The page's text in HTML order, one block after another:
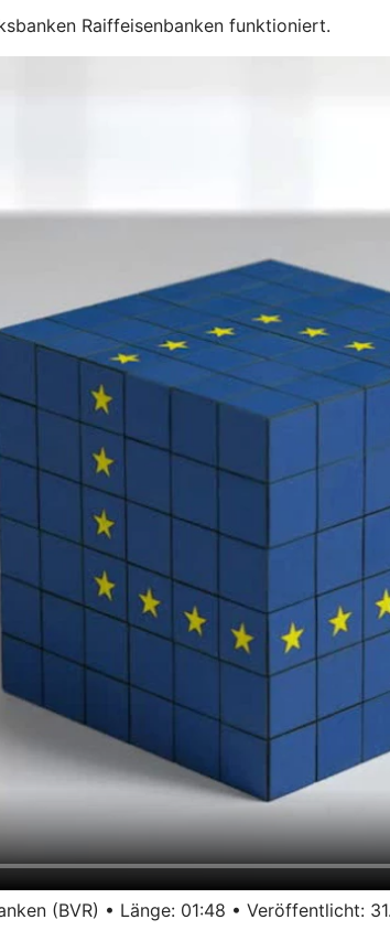
Raiffeisenbanken funktioniert.
(BVR) • Länge: 01:48 • Veröffentlicht: